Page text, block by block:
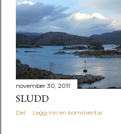
g
g
november 30, 2011
SLUDD
Del Legg inn en kommentar